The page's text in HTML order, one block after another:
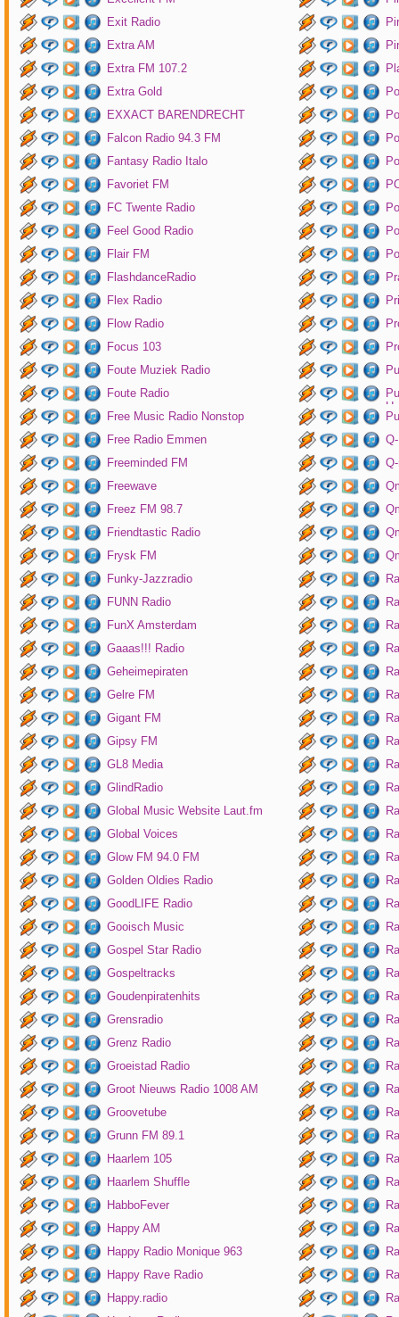
Exit Radio
Extra AM
Extra FM 107.2
Extra Gold
EXXACT BARENDRECHT
Falcon Radio 94.3 FM
Fantasy Radio Italo
Favoriet FM
FC Twente Radio
Feel Good Radio
Flair FM
FlashdanceRadio
Flex Radio
Flow Radio
Focus 103
Foute Muziek Radio
Foute Radio
Free Music Radio Nonstop
Free Radio Emmen
Freeminded FM
Freewave
Freez FM 98.7
Friendtastic Radio
Frysk FM
Funky-Jazzradio
FUNN Radio
FunX Amsterdam
Gaaas!!! Radio
Geheimepiraten
Gelre FM
Gigant FM
Gipsy FM
GL8 Media
GlindRadio
Global Music Website Laut.fm
Global Voices
Glow FM 94.0 FM
Golden Oldies Radio
GoodLIFE Radio
Gooisch Music
Gospel Star Radio
Gospeltracks
Goudenpiratenhits
Grensradio
Grenz Radio
Groeistad Radio
Groot Nieuws Radio 1008 AM
Groovetube
Grunn FM 89.1
Haarlem 105
Haarlem Shuffle
HabboFever
Happy AM
Happy Radio Monique 963
Happy Rave Radio
Happy.radio